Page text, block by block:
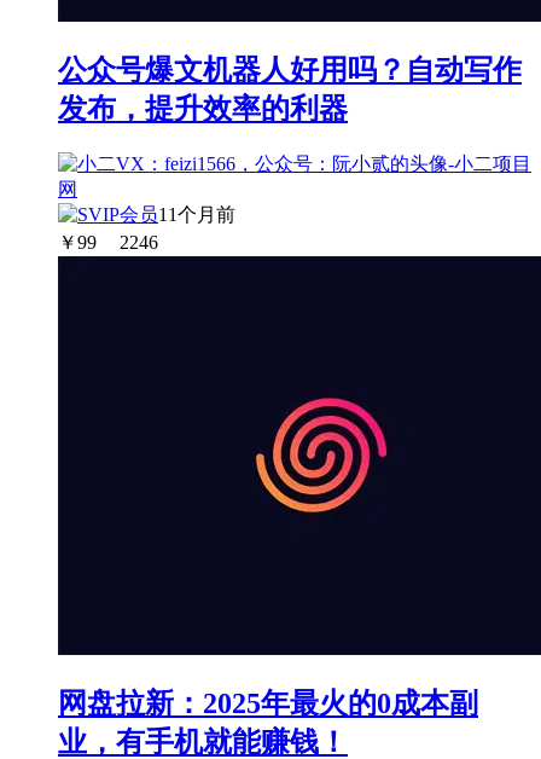
公众号爆文机器人好用吗？自动写作
发布，提升效率的利器
11个月前
￥99 2246
网盘拉新：2025年最火的0成本副
业，有手机就能赚钱！